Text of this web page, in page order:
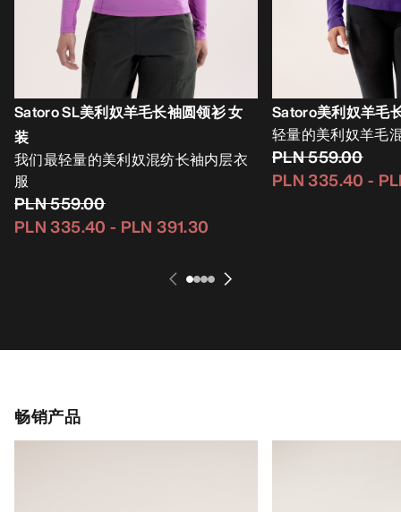
Satoro SL美利奴羊毛长袖圆领衫 女
装
我们最轻量的美利奴混纺长袖内层衣
服
PLN 559.00
PLN 335.40 - PLN 391.30
Satoro美利奴羊毛
轻量的美利奴羊毛
PLN 559.00
PLN 335.40 -
畅销产品